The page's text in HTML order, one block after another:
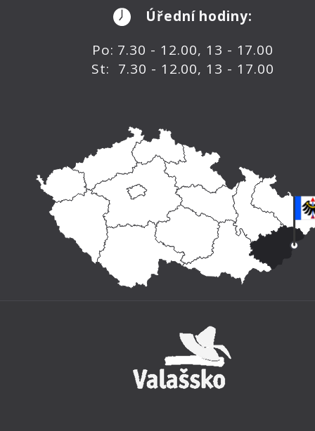
Úřední hodiny:
Po: 7.30 - 12.00, 13 - 17.00
St: 7.30 - 12.00, 13 - 17.00